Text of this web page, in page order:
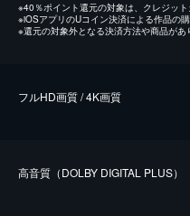
※40％ポイント還元の対象は、クレジッ
※iOSアプリのUコイン決済による作品の
※還元の対象外となる決済方法や商品があ
フルHD画質 / 4K画質
⾼⾳質（DOLBY DIGITAL PLUS）